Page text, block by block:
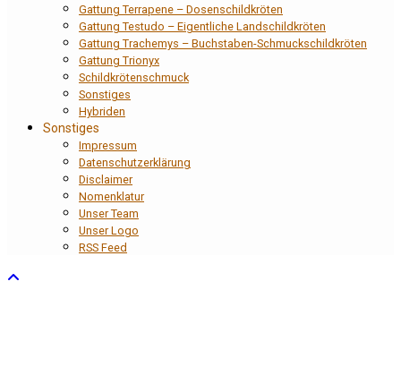
Gattung Terrapene – Dosenschildkröten
Gattung Testudo – Eigentliche Landschildkröten
Gattung Trachemys – Buchstaben-Schmuckschildkröten
Gattung Trionyx
Schildkrötenschmuck
Sonstiges
Hybriden
Sonstiges
Impressum
Datenschutzerklärung
Disclaimer
Nomenklatur
Unser Team
Unser Logo
RSS Feed